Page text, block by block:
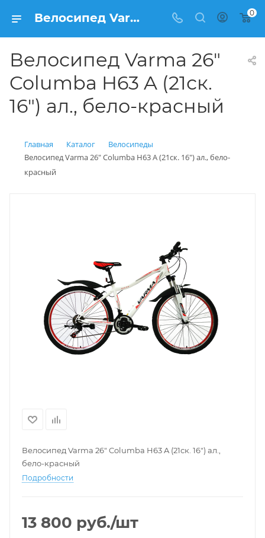
Велосипед Varma 26" Columba H63 A (21ск. 16") ал., бело-красный купить: цена 13 800 рублей в Балашихе | Интернет магазин Вело150 0
Велосипед Varma 26"
Columba H63 A (21ск.
16") ал., бело-красный
Главная Каталог
Велосипеды
Велосипед Varma 26" Columba H63 A (21ск. 16") ал., бело-
красный
Велосипед Varma 26" Columba H63 A (21ск. 16") ал.,
бело-красный
Подробности
13 800 руб./шт